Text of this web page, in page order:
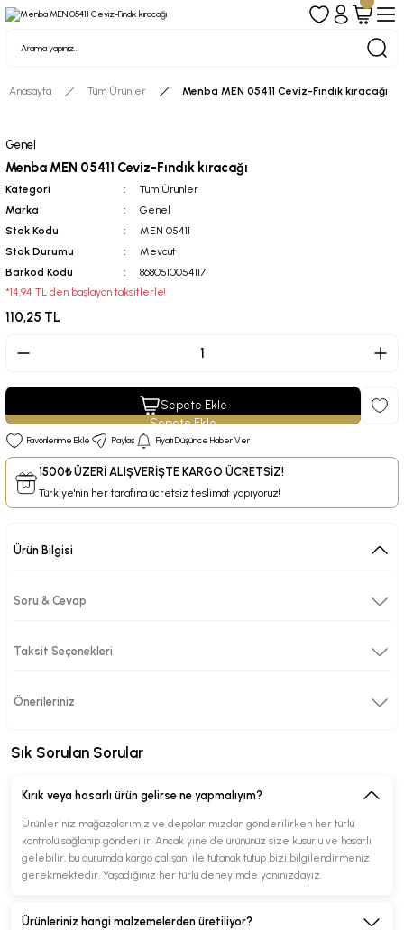
Anasayfa Tüm Ürünler Menba MEN 05411 Ceviz-Fındık kıracağı
Genel
Menba MEN 05411 Ceviz-Fındık kıracağı
Kategori
Tüm Ürünler
Marka
Genel
Stok Kodu
MEN 05411
Stok Durumu
Mevcut
Barkod Kodu
8680510054117
*14,94 TL den başlayan taksitlerle!
110,25 TL
Sepete Ekle
Paylaş Fiyatı Düşünce Haber Ver
1500₺ ÜZERİ ALIŞVERİŞTE KARGO ÜCRETSİZ!
Türkiye'nin her tarafına ücretsiz teslimat yapıyoruz!
Ürün Bilgisi
Soru & Cevap
Taksit Seçenekleri
Önerileriniz
Sık Sorulan Sorular
Kırık veya hasarlı ürün gelirse ne yapmalıyım?
Ürünleriniz mağazalarımız ve depolarımızdan gönderilirken her türlü
kontrolü sağlanıp gönderilir. Ancak yine de ürününüz size kusurlu ve hasarlı
gelebilir, bu durumda kargo çalışanı ile tutanak tutup bizi bilgilendirmeniz
gerekmektedir. Yaşadığınız her türlü deneyimde yanınızdayız.
Ürünleriniz hangi malzemelerden üretiliyor?